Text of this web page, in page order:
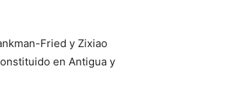
Fried y Zixiao
en Antigua y